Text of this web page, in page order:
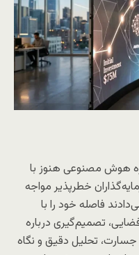
هوش مصنوعی هنوز با
خطرپذیر مواجه
فاصله خود را با
تصمیم‌گیری درباره
جسارت، تحلیل دقیق و نگاه